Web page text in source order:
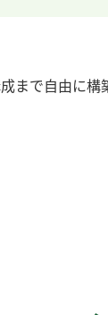
まで自由に構